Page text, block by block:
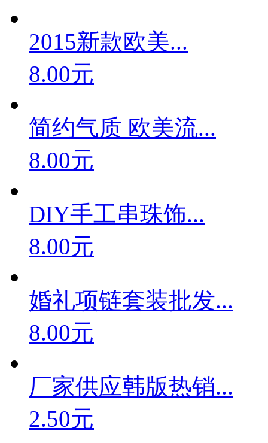
2015新款欧美...
8.00元
简约气质 欧美流...
8.00元
DIY手工串珠饰...
8.00元
婚礼项链套装批发...
8.00元
厂家供应韩版热销...
2.50元